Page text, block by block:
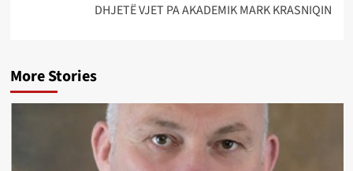
DHJETË VJET PA AKADEMIK MARK KRASNIQIN
More Stories